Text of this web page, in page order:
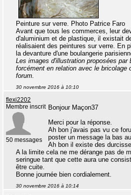
Peinture sur verre. Photo Patrice Faro
Avant que tous les commerces, leur
d'aluminium et de plastique, il existait
réalisaient des peintures sur verre. En
la devanture d'une boulangerie
Les images d'illustration proposées par
forcément en relation avec le bricolage
forum.
30 novembre 2016 à 10:10
flexi2202
Membre inscrit
50 messages
Bonjour Maçon37
Merci pour la réponse.
Ah bon j'avais pas vu ce
poster un message la bas
Ah bon il existe des
A la limite cela ne me dérange pas de
seringue tant que cette aura une
être cuite.
Bonne journée bien cordialement.
30 novembre 2016 à 10:14